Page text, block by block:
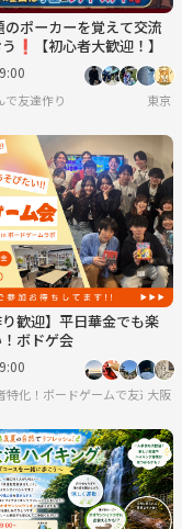
のポーカーを覚えて交流
❗️【初心者大歓迎！】
で友達作り 東京
り歓迎】平日華金でも楽
ボドゲ会
特化！ボードゲームで友達を作
大阪